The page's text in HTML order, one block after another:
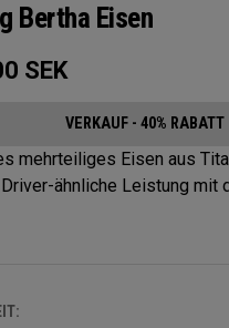
Bertha Eisen
SEK
VERKAUF - 40% RABATT
mehrteiliges Eisen aus
ähnliche Leistung mit